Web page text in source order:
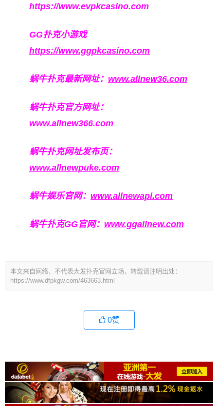
https://www.evpkcasino.com
GG扑克小游戏
https://www.ggpkcasino.com
蜗牛扑克最新网址： www.allnew36.com
蜗牛扑克官方网址：
www.allnew366.com
蜗牛扑克网址发布页：
www.allnewpuke.com
蜗牛娱乐官网： www.allnewapl.com
蜗牛扑克GG官网： www.ggallnew.com
本文来自网络，不代表大发扑克官网立场，转载请注明出处：
https://www.dfpkgw.com/463663.html
0赞